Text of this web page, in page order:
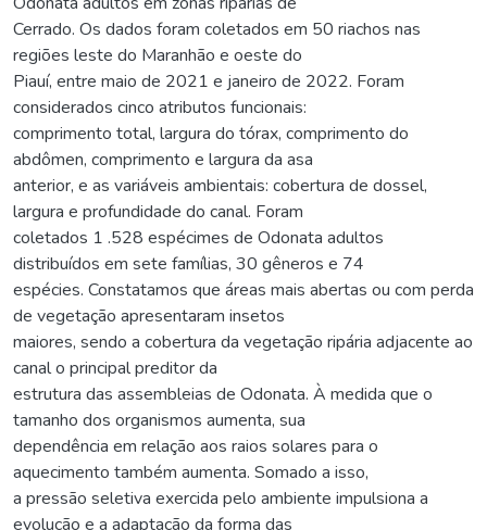
Cerrado. Os dados foram coletados em 50 riachos nas
regiões leste do Maranhão e oeste do
Piauí, entre maio de 2021 e janeiro de 2022. Foram
considerados cinco atributos funcionais:
comprimento total, largura do tórax, comprimento do
abdômen, comprimento e largura da asa
anterior, e as variáveis ambientais: cobertura de dossel,
largura e profundidade do canal. Foram
coletados 1 .528 espécimes de Odonata adultos
distribuídos em sete famílias, 30 gêneros e 74
espécies. Constatamos que áreas mais abertas ou com perda
de vegetação apresentaram insetos
maiores, sendo a cobertura da vegetação ripária adjacente ao
canal o principal preditor da
estrutura das assembleias de Odonata. À medida que o
tamanho dos organismos aumenta, sua
dependência em relação aos raios solares para o
aquecimento também aumenta. Somado a isso,
a pressão seletiva exercida pelo ambiente impulsiona a
evolução e a adaptação da forma das